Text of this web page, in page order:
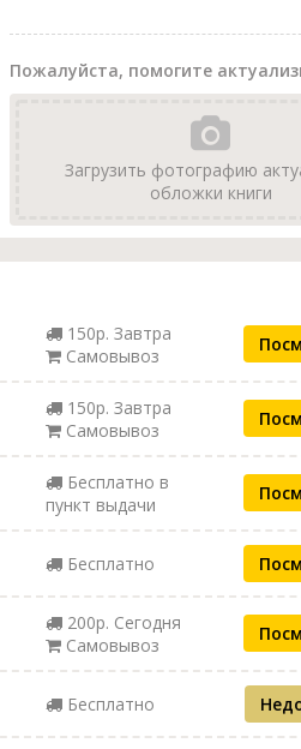
Пожалуйста, помогите
Загрузить фотографию
обложки книги
150р. Завтра
Самовывоз
150р. Завтра
Самовывоз
Бесплатно в
пункт выдачи
Бесплатно
200р. Сегодня
Самовывоз
Бесплатно